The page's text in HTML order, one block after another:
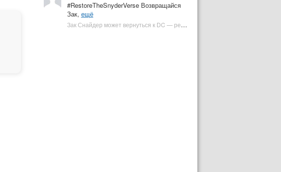
#RestoreTheSnyderVerse Возвращайся
Зак, ещё
Зак Снайдер может вернуться к DC — режиссер общался с Warner Bros. (фото) | Plugged In Ru